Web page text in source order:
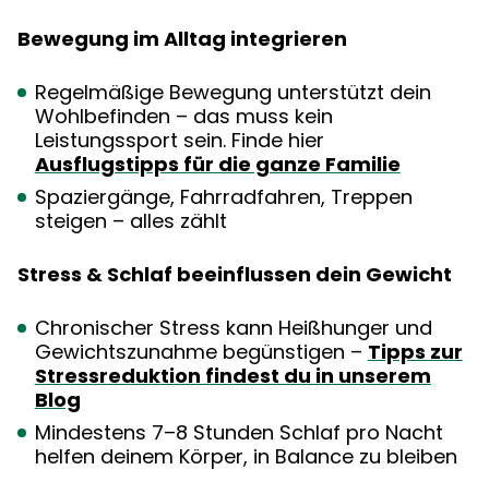
Bewegung im Alltag integrieren
Regelmäßige Bewegung unterstützt dein
Wohlbefinden – das muss kein
Leistungssport sein. Finde hier
Ausflugstipps für die ganze Familie
Spaziergänge, Fahrradfahren, Treppen
steigen – alles zählt
Stress & Schlaf beeinflussen dein Gewicht
Chronischer Stress kann Heißhunger und
Gewichtszunahme begünstigen – Tipps zur
Stressreduktion findest du in unserem
Blog
Mindestens 7–8 Stunden Schlaf pro Nacht
helfen deinem Körper, in Balance zu bleiben